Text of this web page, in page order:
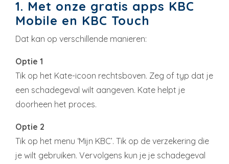
1. Met onze gratis apps KBC
Mobile en KBC Touch
Dat kan op verschillende manieren:
Optie 1
Tik op het Kate-icoon rechtsboven. Zeg of typ dat je
een schadegeval wilt aangeven. Kate helpt je
doorheen het proces.
Optie 2
Tik op het menu ‘Mijn KBC’. Tik op de verzekering die
je wilt gebruiken. Vervolgens kun je je schadegeval